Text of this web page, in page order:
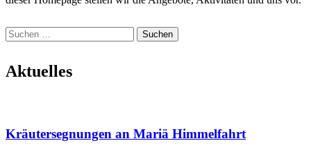
Suchen
nach:
Aktuelles
Kräutersegnungen an Mariä Himmelfahrt